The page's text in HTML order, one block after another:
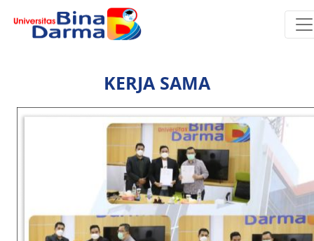
KERJA SAMA